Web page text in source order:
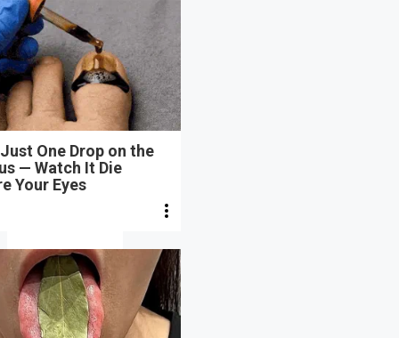
One Drop on the
— Watch It Die
Your Eyes